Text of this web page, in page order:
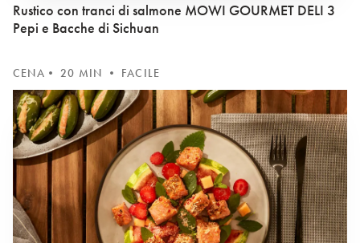
Rustico con tranci di salmone MOWI GOURMET DELI 3
Pepi e Bacche di Sichuan
CENA • 20 MIN • FACILE